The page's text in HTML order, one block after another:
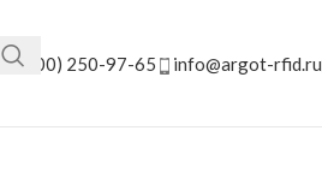
+7(800) 250-97-65 info@argot-rfid.ru